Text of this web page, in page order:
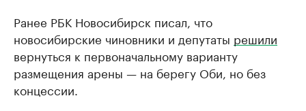
Ранее РБК Новосибирск писал, что
новосибирские чиновники и депутаты решили
вернуться к первоначальному варианту
размещения арены — на берегу Оби, но без
концессии.